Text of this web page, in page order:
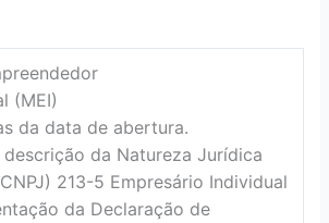
(MEI)
da data de abertura.
descrição da Natureza Jurídica
213-5 Empresário Individual
da Declaração de